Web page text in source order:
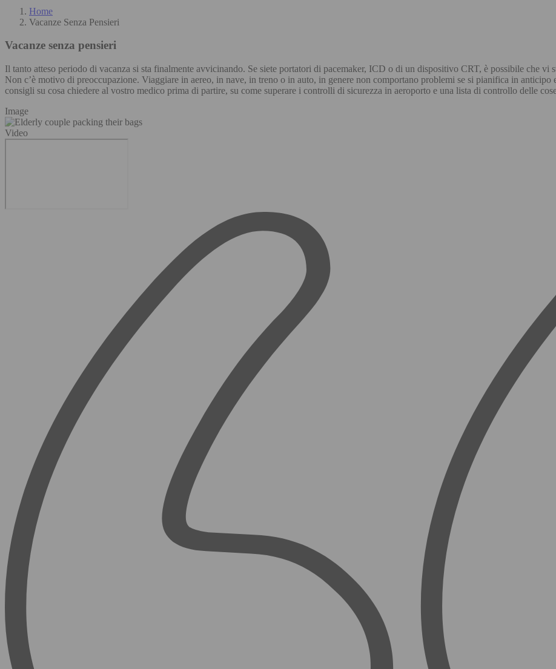
Home
Vacanze Senza Pensieri
Vacanze senza pensieri
Il tanto atteso periodo di vacanza si sta finalmente avvicinando. Se siete portatori di pacemaker, ICD o di un dispositivo CRT, è possibile che vi
Non c’è motivo di preoccupazione. Viaggiare in aereo, in nave, in treno o in auto, in genere non comportano problemi se si pianifica in anticipo
consigli su cosa chiedere al vostro medico prima di partire, su come superare i controlli di sicurezza in aeroporto e una lista di controllo delle
Image
Video